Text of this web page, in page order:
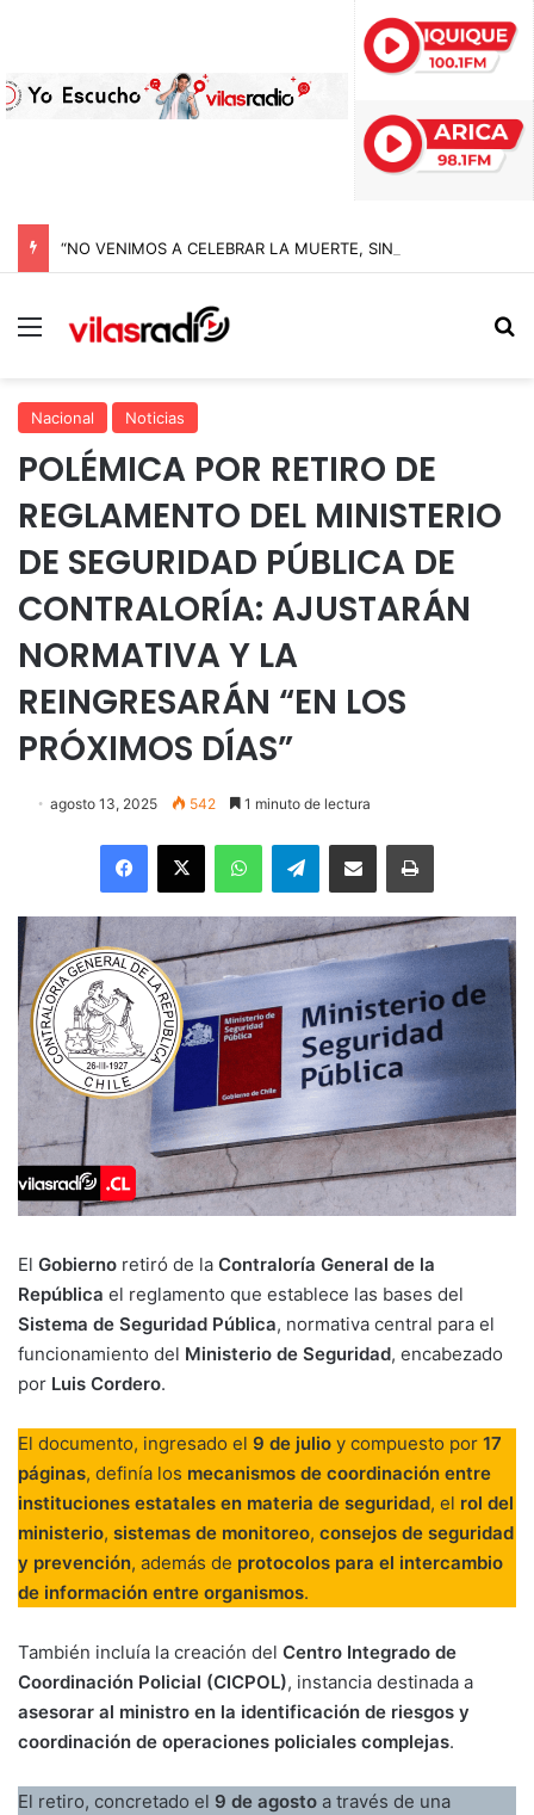
Menú
Nacional Noticias
POLÉMICA POR RETIRO DE
REGLAMENTO DEL MINISTERIO
DE SEGURIDAD PÚBLICA DE
CONTRALORÍA: AJUSTARÁN
NORMATIVA Y LA
REINGRESARÁN “EN LOS
PRÓXIMOS DÍAS”
agosto 13, 2025 542 1 minuto de lectura
Facebook
X WhatsAppTelegramEnviar vía email Imprimir
El Gobierno retiró de la Contraloría General de la
República el reglamento que establece las bases del
Sistema de Seguridad Pública, normativa central para el
funcionamiento del Ministerio de Seguridad, encabezado
por Luis Cordero.
El documento, ingresado el 9 de julio y compuesto por 17
páginas, definía los mecanismos de coordinación entre
instituciones estatales en materia de seguridad, el rol del
ministerio, sistemas de monitoreo, consejos de seguridad
y prevención, además de protocolos para el intercambio
de información entre organismos.
También incluía la creación del Centro Integrado de
Coordinación Policial (CICPOL), instancia destinada a
asesorar al ministro en la identificación de riesgos y
coordinación de operaciones policiales complejas.
El retiro, concretado el 9 de agosto a través de una